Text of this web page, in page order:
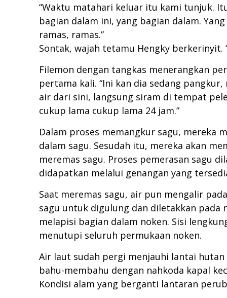
“Waktu matahari keluar itu kami tunjuk.
bagian dalam ini, yang bagian dalam.
ramas, ramas.”
Sontak, wajah tetamu Hengky berkerinyit.
Filemon dengan tangkas menerangkan
pertama kali. “Ini kan dia sedang
air dari sini, langsung siram di tempat
cukup lama cukup lama 24 jam.”
Dalam proses memangkur sagu, mereka
dalam sagu. Sesudah itu, mereka akan
meremas sagu. Proses pemerasan sagu
didapatkan melalui genangan yang
Saat meremas sagu, air pun mengalir
sagu untuk digulung dan diletakkan pada
melapisi bagian dalam noken. Sisi
menutupi seluruh permukaan noken.
Air laut sudah pergi menjauhi lantai
bahu-membahu dengan nahkoda kapal
Kondisi alam yang berganti lantaran